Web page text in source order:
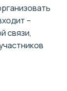
–
связи,